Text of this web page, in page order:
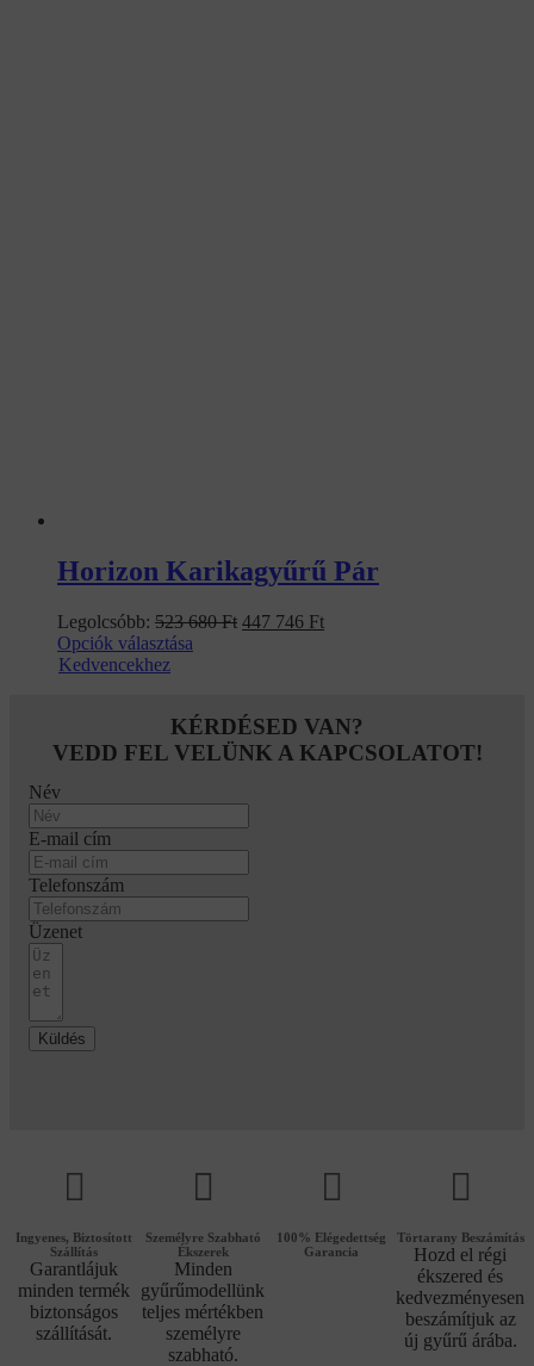
Horizon Karikagyűrű Pár
Legolcsóbb: 523 680Ft Original
447 746 FtCurrent
Opciók választása
Kedvencekhez
KÉRDÉSED VAN?
VEDD FEL VELÜNK A KAPCSOLATOT!
Név
E-mail cím
Telefonszám
Üzenet
Küldés
Ingyenes, Biztosított
Szállítás
Garantlájuk
minden termék
biztonságos
szállítását.
Személyre Szabható
Ékszerek
Minden
gyűrűmodellünk
teljes mértékben
személyre
szabható.
100% Elégedettség
Garancia
Törtarany Beszámítás
Hozd el régi
ékszered és
kedvezményesen
beszámítjuk az
új gyűrű árába.